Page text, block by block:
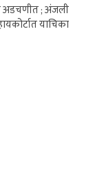
अडचणीत ; अंजली
याचिका